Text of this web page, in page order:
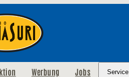
Werbung Jobs Service